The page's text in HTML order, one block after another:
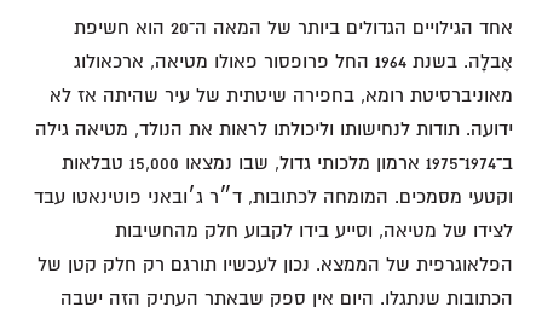
אחד הגילויים הגדולים ביותר של המאה ה־20 הוא חשיפת
אֶבלָה. בשנת 1964 החל פרופסור פאולו מטיאה, ארכאולוג
מאוניברסיטת רומא, בחפירה שיטתית של עיר שהיתה אז לא
ידועה. תודות לנחישותו וליכולתו לראות את הנולד, מטיאה גילה
ב־1974־1975 ארמון מלכותי גדול, שבו נמצאו 15,000 טבלאות
וקטעי מסמכים. המומחה לכתובות, ד״ר ג׳ובאני פוטינאטו עבד
לצידו של מטיאה, וסייע בידו לקבוע חלק מהחשיבות
הפלאוגרפית של הממצא. נכון לעכשיו תורגם רק חלק קטן של
הכתובות שנתגלו. היום אין ספק שבאתר העתיק הזה ישבה